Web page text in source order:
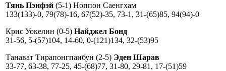
Тянь Пэнфэй (5-1) Ноппон Саенгхам
133(133)-0, 79(78)-16, 67(52)-35, 73-1, 31-(65)85, 94(94)-0
Крис Уокелин (0-5) Найджел Бонд
31-56, 5-(57)104, 14-60, 0-(121)134, 32-(53)95
Танават Тирапонгпаибун (2-5) Эден Шарав
33-77, 63-38, 77-25, 45-(68)77, 31-80, 29-81, 17-(51)59